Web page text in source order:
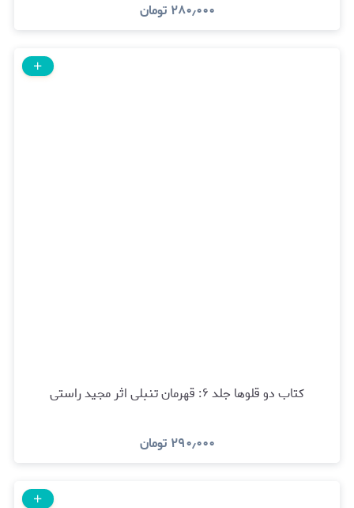
۲۸۰٫۰۰۰ تومان
کتاب دو قلوها جلد ۶: قهرمان تنبلی اثر مجید راستی
۲۹۰٫۰۰۰ تومان